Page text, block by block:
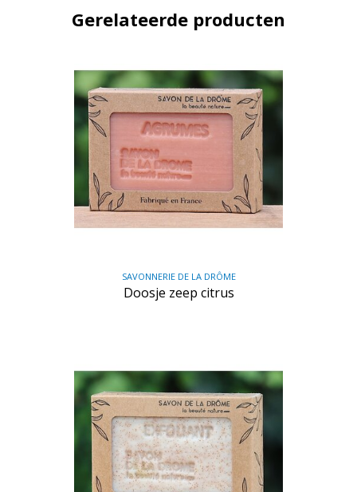
Gerelateerde producten
SAVONNERIE DE LA DRÔME
Doosje zeep citrus